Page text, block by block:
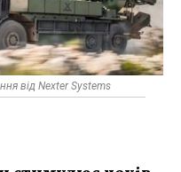
від Nexter Systems